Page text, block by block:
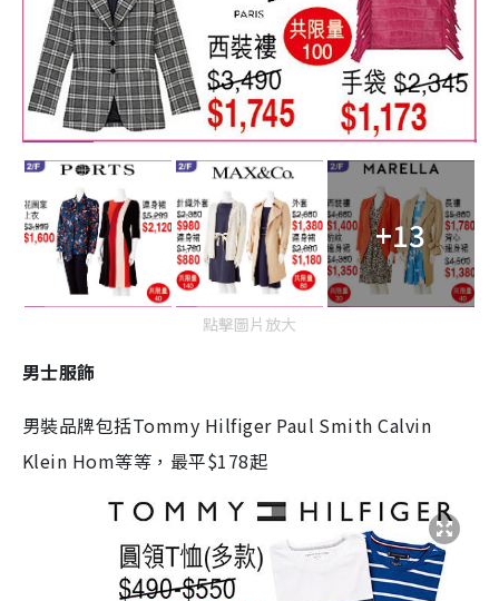
+13
點擊圖片放大
男士服飾
男裝品牌包括Tommy Hilfiger Paul Smith Calvin
Klein Hom等等，最平$178起